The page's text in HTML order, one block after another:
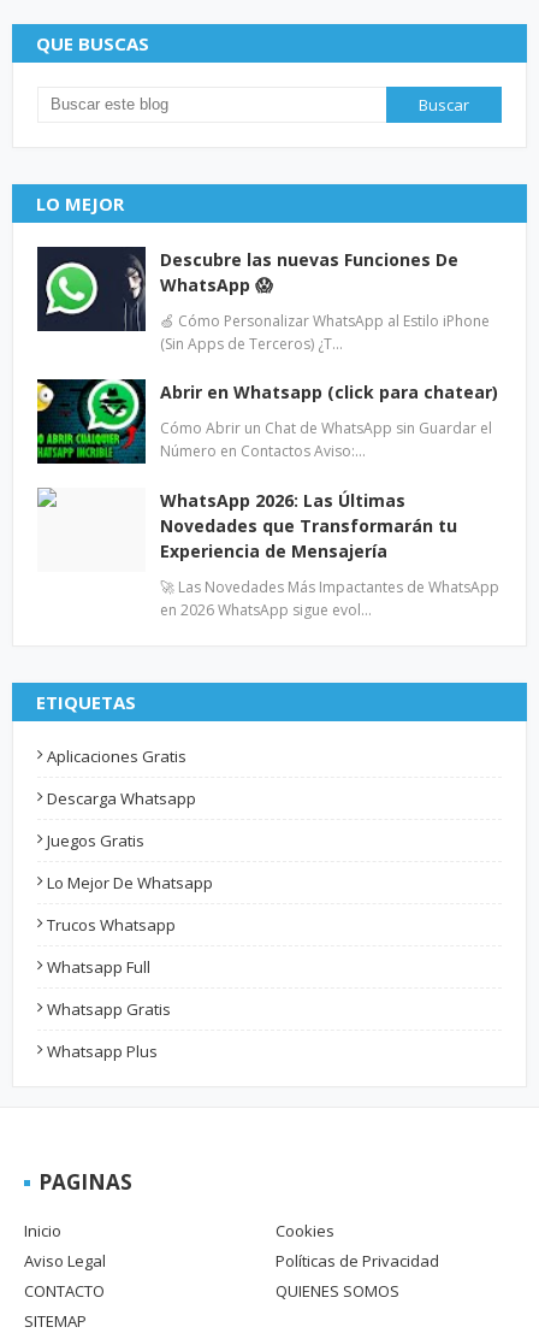
QUE BUSCAS
LO MEJOR
Descubre las nuevas Funciones De
WhatsApp 😱
🍏 Cómo Personalizar WhatsApp al Estilo iPhone
(Sin Apps de Terceros) ¿T…
Abrir en Whatsapp (click para chatear)
Cómo Abrir un Chat de WhatsApp sin Guardar el
Número en Contactos Aviso:…
WhatsApp 2026: Las Últimas
Novedades que Transformarán tu
Experiencia de Mensajería
🚀 Las Novedades Más Impactantes de WhatsApp
en 2026 WhatsApp sigue evol…
ETIQUETAS
Aplicaciones Gratis
Descarga Whatsapp
Juegos Gratis
Lo Mejor De Whatsapp
Trucos Whatsapp
Whatsapp Full
Whatsapp Gratis
Whatsapp Plus
PAGINAS
Inicio
Cookies
Aviso Legal
Políticas de Privacidad
CONTACTO
QUIENES SOMOS
SITEMAP